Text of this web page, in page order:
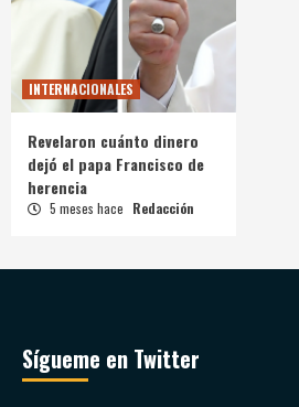
INTERNACIONALES
Revelaron cuánto dinero
dejó el papa Francisco de
herencia
5 meses hace Redacción
Sígueme en Twitter